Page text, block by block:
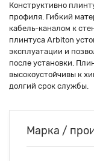
Конструктивно
профиля. Гибкий
кабель-каналом к
плинтуса Arbiton
эксплуатации и
после установки.
высокоустойчивы к
долгий срок службы.
Марка /